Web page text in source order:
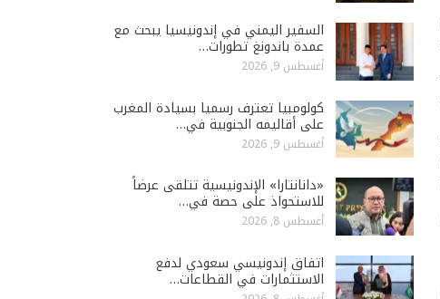
السفير اليمني في إندونيسيا يبحث مع
عمدة باندونغ تطورات…
أغسطس 9, 2026
كولومبيا تعترف رسميا بسيادة المغرب
على أقاليمه الجنوبية في…
أغسطس 9, 2026
«دانانتارا» الإندونيسية تتلقى عرضاً
للاستحواذ على حصة في…
أغسطس 8, 2026
اتفاق إندونيسي سعودي لدفع
الاستثمارات في القطاعات…